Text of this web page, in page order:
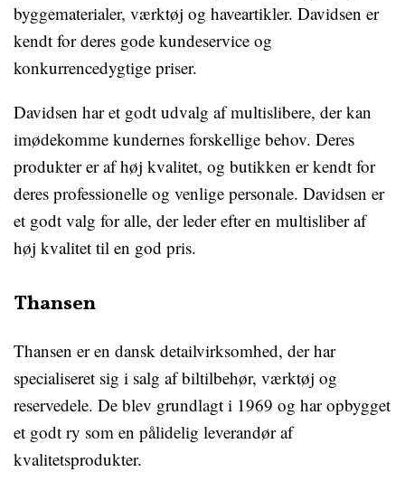
byggematerialer, værktøj og haveartikler. Davidsen er
kendt for deres gode kundeservice og
konkurrencedygtige priser.
Davidsen har et godt udvalg af multislibere, der kan
imødekomme kundernes forskellige behov. Deres
produkter er af høj kvalitet, og butikken er kendt for
deres professionelle og venlige personale. Davidsen er
et godt valg for alle, der leder efter en multisliber af
høj kvalitet til en god pris.
Thansen
Thansen er en dansk detailvirksomhed, der har
specialiseret sig i salg af biltilbehør, værktøj og
reservedele. De blev grundlagt i 1969 og har opbygget
et godt ry som en pålidelig leverandør af
kvalitetsprodukter.